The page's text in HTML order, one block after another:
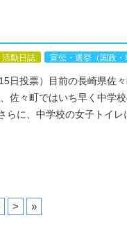
活動日誌 宣伝・選挙（国政・
投票）目前の長崎県佐
佐々町ではいち早く中学
らに、中学校の女子トイレ
> »